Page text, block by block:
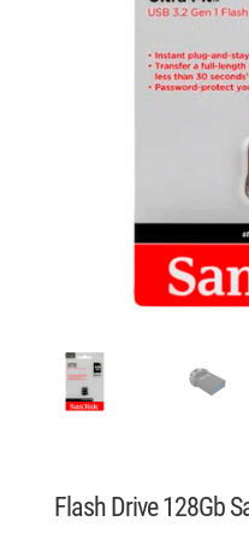
Flash Drive 128Gb